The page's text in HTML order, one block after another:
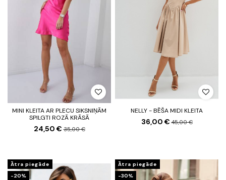
MINI KLEITA AR PLECU SIKSNIŅĀM
SPILGTI ROZĀ KRĀSĀ
24,50 €35,00 €
NELLY - BĒŠA MIDI KLEITA
36,00 €45,00 €
Ātra piegāde
-20%
Ātra piegāde
-30%